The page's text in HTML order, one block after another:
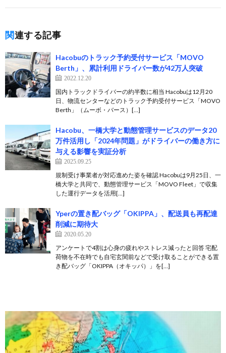
関連する記事
Hacobuのトラック予約受付サービス「MOVO
Berth」、累計利用ドライバー数が42万人突破
2022.12.20
国内トラックドライバーの約半数に相当 Hacobuは12月20
日、物流センターなどのトラック予約受付サービス「MOVO
Berth」（ムーボ・バース）[…]
Hacobu、一橋大学と動態管理サービスのデータ20
万件活用し「2024年問題」がドライバーの働き方に
与える影響を実証分析
2025.09.25
規制受け事業者が対応進めた姿を確認 Hacobuは9月25日、一
橋大学と共同で​​、動態管理サービス「MOVO Fleet」で収集
した運行データを活用[…]
Yperの置き配バッグ「OKIPPA」、配送員も再配達
削減に期待大
2020.05.20
アンケートで4割は心身の疲れやストレス減ったと回答 宅配
荷物を不在時でも自宅玄関前などで受け取ることができる置
き配バッグ「OKIPPA（オキッパ）」を[…]